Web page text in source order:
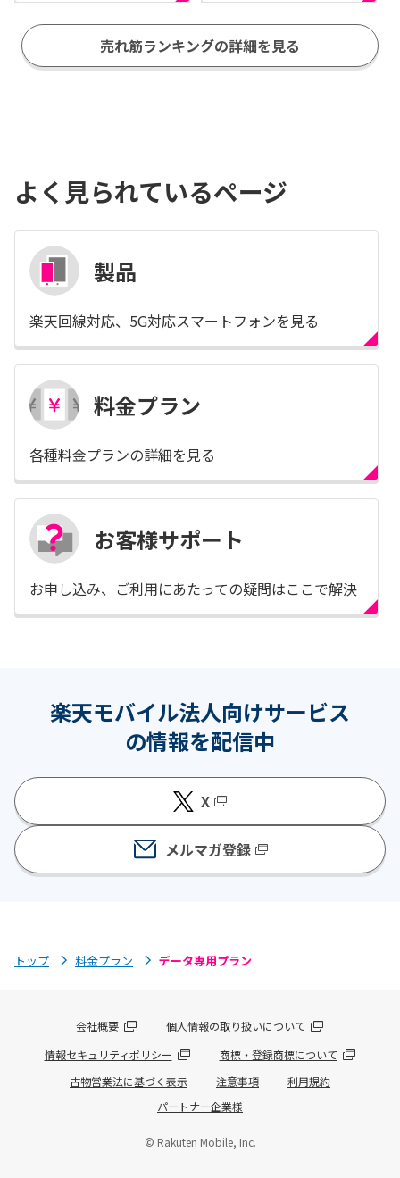
売れ筋ランキングの詳細を見る
よく見られているページ
製品
楽天回線対応、5G対応スマートフォンを見る
料金プラン
各種料金プランの詳細を見る
お客様サポート
お申し込み、ご利用にあたっての疑問はここで解決
楽天モバイル法人向けサービス
の情報を配信中
X
メルマガ登録
トップ 料金プラン データ専用プラン
会社概要
個人情報の取り扱いについて
情報セキュリティポリシー
商標・登録商標について
古物営業法に基づく表示
注意事項
利用規約
パートナー企業様
© Rakuten Mobile, Inc.